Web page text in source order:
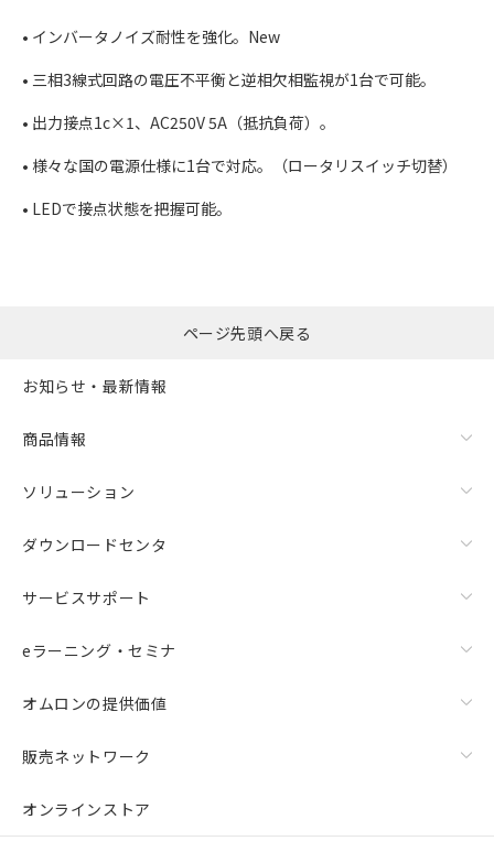
• インバータノイズ耐性を強化。New
• 三相3線式回路の電圧不平衡と逆相欠相監視が1台で可能。
• 出力接点1c×1、AC250V 5A（抵抗負荷）。
• 様々な国の電源仕様に1台で対応。（ロータリスイッチ切替）
• LEDで接点状態を把握可能。
ページ先頭へ戻る
お知らせ・最新情報
商品情報
ソリューション
ダウンロードセンタ
サービスサポート
eラーニング・セミナ
オムロンの提供価値
販売ネットワーク
オンラインストア